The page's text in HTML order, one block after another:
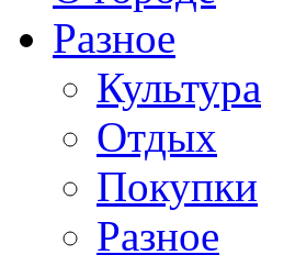
Разное
Культура
Отдых
Покупки
Разное